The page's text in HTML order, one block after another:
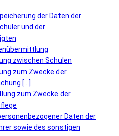
der Daten der
und der
zwischen Schulen
zum Zwecke der
[...]
zum Zwecke der
Daten der
sowie des sonstigen